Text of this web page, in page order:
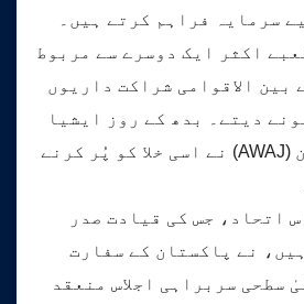
سرمایہ فراہم کرتے ہیں۔
اکثر ایک دوسرے سے مربوط
بین الاقوامی شراکت داریوں
دیتے۔ بدھ کے روز ایشیا
ویب3 الائنس جاپان (AWAJ) نے اسی خلا کو پُر کرنے
اتحاد، جس کی قیادت صدر
نے پاکستان کے سفارت
سطحی سربراہی اجلاس منعقد